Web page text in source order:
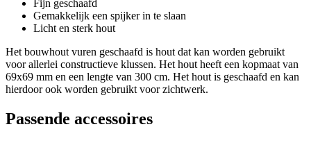
Fijn geschaafd
Gemakkelijk een spijker in te slaan
Licht en sterk hout
Het bouwhout vuren geschaafd is hout dat kan worden gebruikt
voor allerlei constructieve klussen. Het hout heeft een kopmaat van
69x69 mm en een lengte van 300 cm. Het hout is geschaafd en kan
hierdoor ook worden gebruikt voor zichtwerk.
Passende accessoires